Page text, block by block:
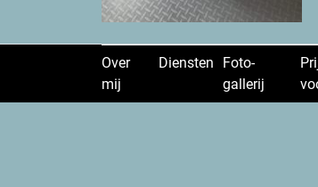
Over
mij
Diensten
Foto-
gallerij